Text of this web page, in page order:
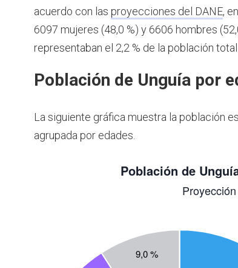
acuerdo con las proyecciones del DANE,
6097 mujeres (48,0 %) y 6606 hombres
representaban el 2,2 % de la población
Población de Unguía por
La siguiente gráfica muestra la población
agrupada por edades.